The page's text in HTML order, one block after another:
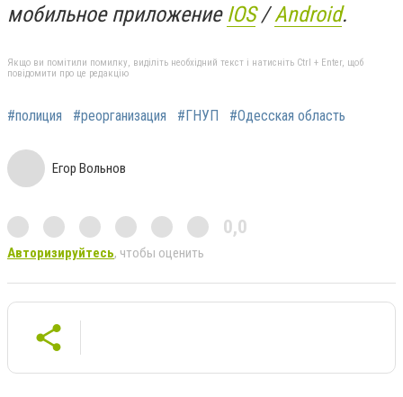
мобильное приложение IOS/Android.
Якщо ви помітили помилку, виділіть необхідний текст і натисніть Ctrl + Enter, щоб
повідомити про це редакцію
#полиция #реорганизация #ГНУП #Одесская область
Егор Вольнов
0,0
Авторизируйтесь, чтобы оценить